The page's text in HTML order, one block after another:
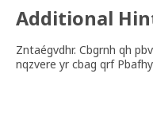
Additional
Zntaégvdhr. Cbgrnh qh
nqzvere yr cbag qrf